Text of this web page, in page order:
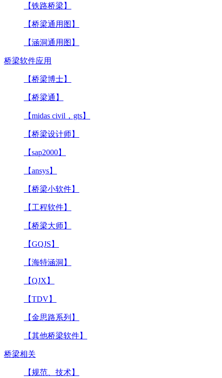
【铁路桥梁】
【桥梁通用图】
【涵洞通用图】
桥梁软件应用
【桥梁博士】
【桥梁通】
【midas civil，gts】
【桥梁设计师】
【sap2000】
【ansys】
【桥梁小软件】
【工程软件】
【桥梁大师】
【GQJS】
【海特涵洞】
【QJX】
【TDV】
【金思路系列】
【其他桥梁软件】
桥梁相关
【规范、技术】